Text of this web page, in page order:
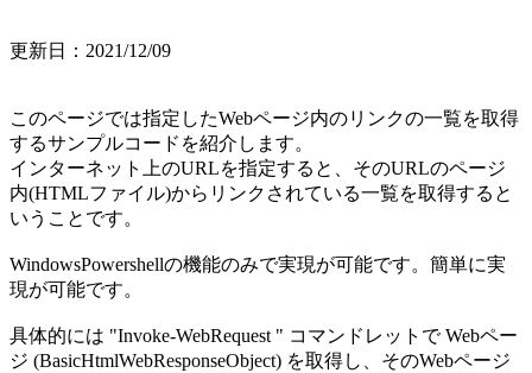
更新日：2021/12/09
このページでは指定したWebページ内のリンクの一覧を取得
するサンプルコードを紹介します。
インターネット上のURLを指定すると、そのURLのページ
内(HTMLファイル)からリンクされている一覧を取得すると
いうことです。
WindowsPowershellの機能のみで実現が可能です。簡単に実
現が可能です。
具体的には "Invoke-WebRequest " コマンドレットで Webペー
ジ (BasicHtmlWebResponseObject) を取得し、そのWebページ